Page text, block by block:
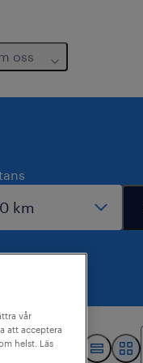
oss
vår
att acceptera
helst. Läs